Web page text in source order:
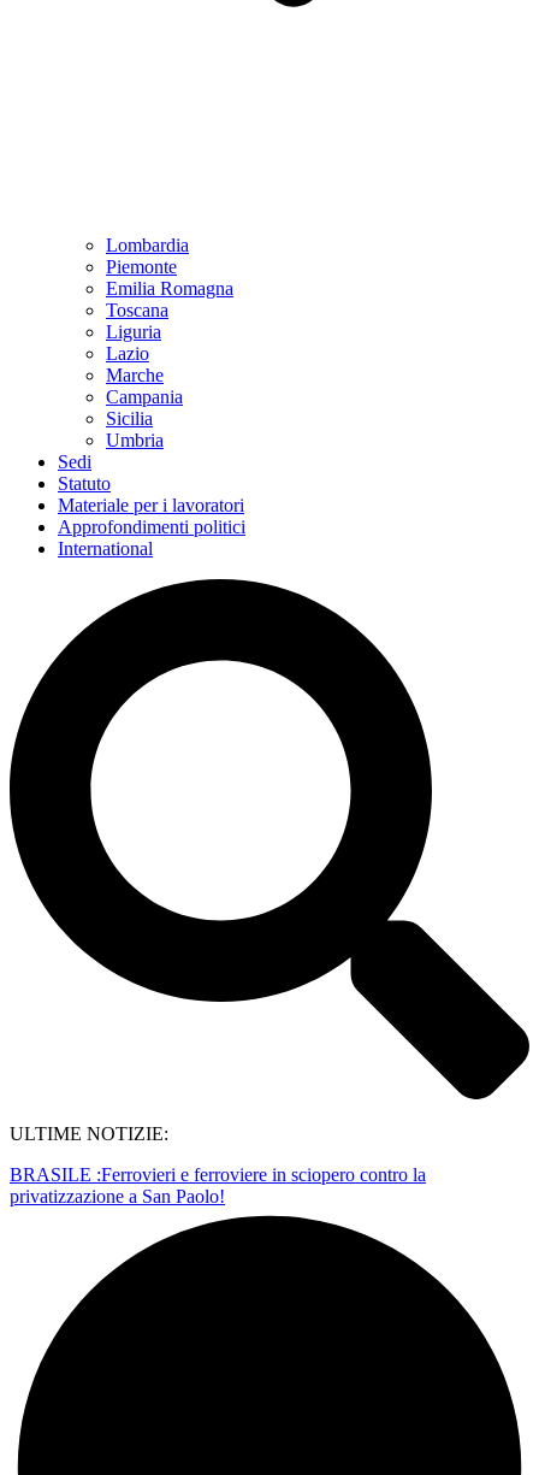
Lombardia
Piemonte
Emilia Romagna
Toscana
Liguria
Lazio
Marche
Campania
Sicilia
Umbria
Sedi
Statuto
Materiale per i lavoratori
Approfondimenti politici
International
ULTIME NOTIZIE:
BRASILE :Ferrovieri e ferroviere in sciopero contro la
privatizzazione a San Paolo!